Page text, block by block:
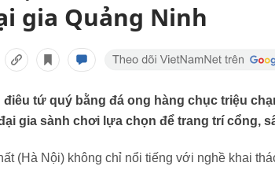
gia Quảng Ninh
điêu tứ quý bằng đá ong hàng chục triệu
gia sành chơi lựa chọn để trang trí cổng,
(Hà Nội) không chỉ nổi tiếng với nghề khai